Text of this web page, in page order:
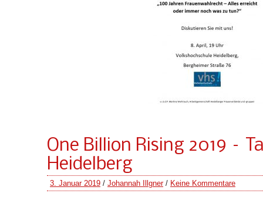
One Billion Rising 2019 –
Heidelberg
3. Januar 2019 / Johannah Illgner/ Keine Kommentare